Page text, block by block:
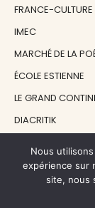
FRANCE-CULTURE
IMEC
MARCHÉ DE LA
ÉCOLE ESTIENNE
LE GRAND
DIACRITIK
NOS SOUTIENS
Nous
expérience sur
site, nous